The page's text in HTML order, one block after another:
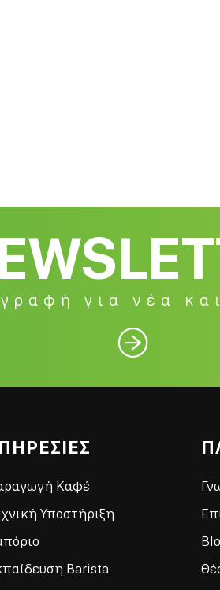
για νέα

Καφέ
Υποστήριξη
Barista